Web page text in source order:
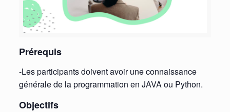
Prérequis
-Les participants doivent avoir une connaissance
générale de la programmation en JAVA ou Python.
Objectifs